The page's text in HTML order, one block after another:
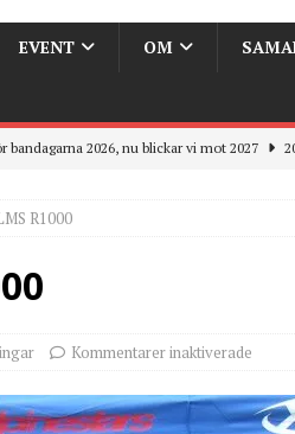
EVENT OM
bandagarna 2026, nu blickar vi mot 2027
på våra bandagar
R1000
Kommentarer inaktiverade